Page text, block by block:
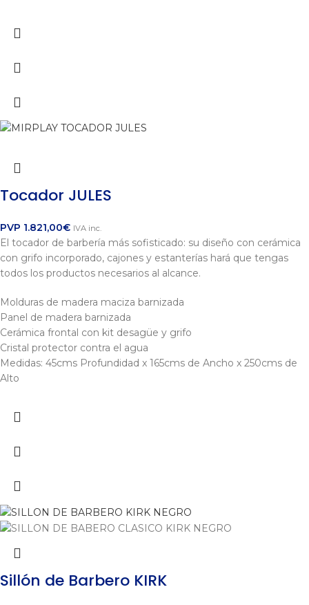
Tocador JULES
PVP 1.821,00€ IVA inc.
El tocador de barbería más sofisticado: su diseño con cerámica
con grifo incorporado, cajones y estanterías hará que tengas
todos los productos necesarios al alcance.
Molduras de madera maciza barnizada
Panel de madera barnizada
Cerámica frontal con kit desagüe y grifo
Cristal protector contra el agua
Medidas: 45cms Profundidad x 165cms de Ancho x 250cms de
Alto
Sillón de Barbero KIRK